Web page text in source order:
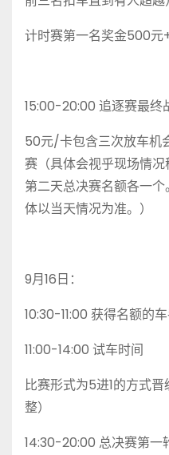
计时赛第一名奖金500元
15:00-20:00 追逐赛最终
50元/卡包含三次放车机
赛（具体会视乎现场情
第二天总决赛名额各一
体以当天情况为准。）
9月16日：
10:30-11:00 获得名额的
11:00-14:00 试车时间
比赛形式为5进1的方式
整）
14:30-20:00 总决赛第一